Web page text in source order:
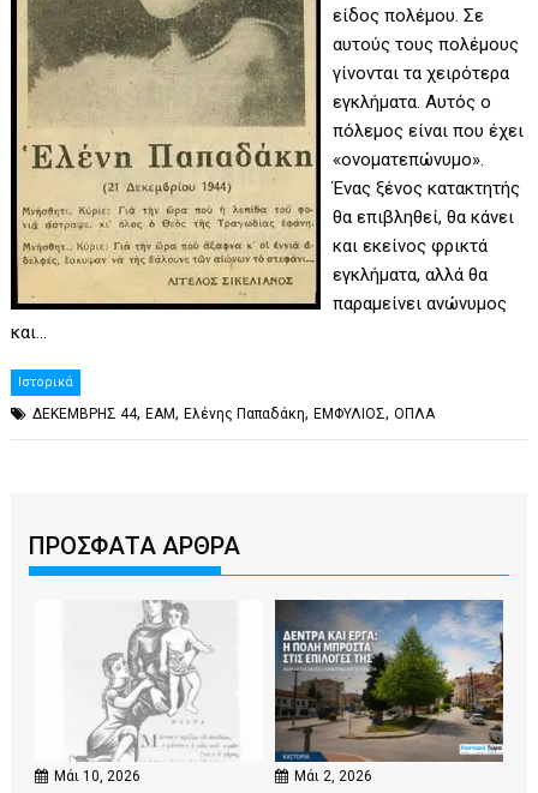
είδος πολέμου. Σε
αυτούς τους πολέμους
γίνονται τα χειρότερα
εγκλήματα. Αυτός ο
πόλεμος είναι που έχει
«ονοματεπώνυμο».
Ένας ξένος κατακτητής
θα επιβληθεί, θα κάνει
και εκείνος φρικτά
εγκλήματα, αλλά θα
παραμείνει ανώνυμος
και…
Ιστορικά
ΔΕΚΕΜΒΡΗΣ 44,ΕΑΜ,Ελένης Παπαδάκη,ΕΜΦΥΛΙΟΣ,ΟΠΛΑ
ΠΡΟΣΦΑΤΑ ΑΡΘΡΑ
Μάι 10, 2026 Μάι 2, 2026